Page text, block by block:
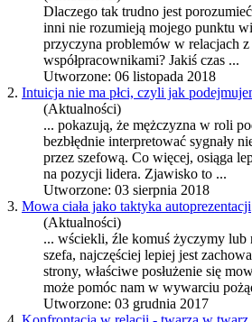
Dlaczego tak trudno jest
inni nie rozumieją mojego punktu
przyczyna problemów w relacjach z
współpracownikami? Jakiś czas ...
Utworzone: 06 listopada 2018
2. Intuicja nie ma płci, czyli jak
(Aktualności)
... pokazują, że mężczyzna w roli
bezbłędnie interpretować sygnały
przez szefową. Co więcej, osiąga
na pozycji lidera. Zjawisko to ...
Utworzone: 03 sierpnia 2018
3. Mowa ciała jako taktyka autoprezentacji
(Aktualności)
... wściekli, źle komuś życzymy lub
szefa, najczęściej lepiej jest
strony, właściwe posłużenie się
może pomóc nam w wywarciu
Utworzone: 03 grudnia 2017